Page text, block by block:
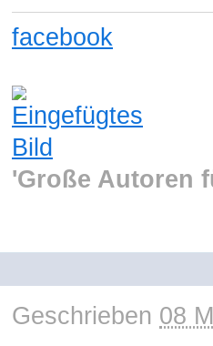
facebook
'Große Autoren
Geschrieben 08